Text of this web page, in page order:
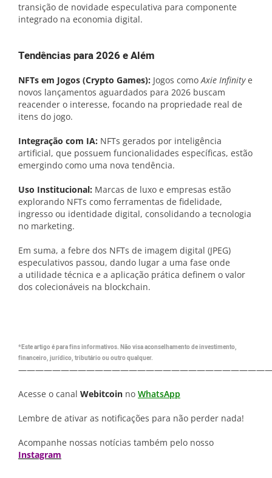
transição de novidade especulativa para componente
integrado na economia digital.
Tendências para 2026 e Além
NFTs em Jogos (Crypto Games): Jogos comoAxie Infinitye
novos lançamentos aguardados para 2026 buscam
reacender o interesse, focando na propriedade real de
itens do jogo.
Integração com IA: NFTs gerados por inteligência
artificial, que possuem funcionalidades específicas, estão
emergindo como uma nova tendência.
Uso Institucional: Marcas de luxo e empresas estão
explorando NFTs como ferramentas de fidelidade,
ingresso ou identidade digital, consolidando a tecnologia
no marketing.
Em suma, a febre dos NFTs de imagem digital (JPEG)
especulativos passou, dando lugar a uma fase onde
a utilidade técnica e a aplicação prática definem o valor
dos colecionáveis na blockchain.
*Este artigo é para fins informativos. Não visa aconselhamento de investimento,
financeiro, jurídico, tributário ou outro qualquer.
Acesse o canal Webitcoin no WhatsApp
Lembre de ativar as notificações para não perder nada!
Acompanhe nossas notícias também pelo nosso
Instagram